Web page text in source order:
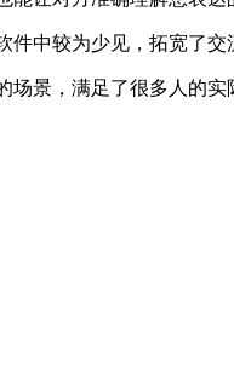
中较为少见，拓宽了交
景，满足了很多人的实